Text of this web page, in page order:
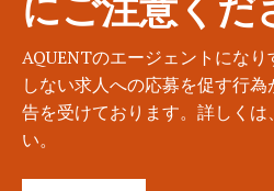
AQUENTのエージェントにな
しない求人への応募を促す行
告を受けております。詳しくは
い。